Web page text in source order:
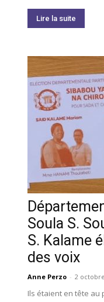
Lire la suite
Soula S.
S. Kalame
des voix
Anne Perzo - 2
Ils étaient en tête au